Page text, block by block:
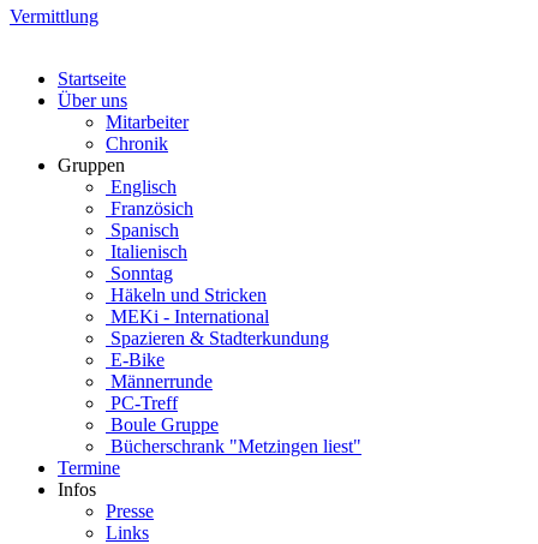
Vermittlung
Startseite
Über uns
Mitarbeiter
Chronik
Gruppen
Englisch
Französich
Spanisch
Italienisch
Sonntag
Häkeln und Stricken
MEKi - International
Spazieren & Stadterkundung
E-Bike
Männerrunde
PC-Treff
Boule Gruppe
Bücherschrank "Metzingen liest"
Termine
Infos
Presse
Links